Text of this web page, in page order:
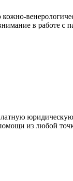
кожно-
в работе с
из любой